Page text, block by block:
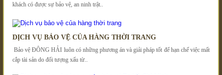
khách có được sự bảo vệ, an ninh trật..
DỊCH VỤ BẢO VỆ CỦA HÀNG THỜI TRANG
Bảo vệ ĐÔNG HẢI luôn có những phương án và giải pháp tốt để hạn chế việc mất
cắp tài sản do đối tượng xấu từ..